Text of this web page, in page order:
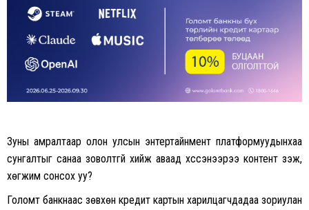
Зуны амралтаар олон улсын энтертайнмент платформуудынхаа
сунгалтыг санаа зоволтгүй хийж аваад хүссэнээрээ контент үзэж,
хөгжим сонсох уу?
Голомт банкнаас зөвхөн кредит картын харилцагчдадаа зориулан